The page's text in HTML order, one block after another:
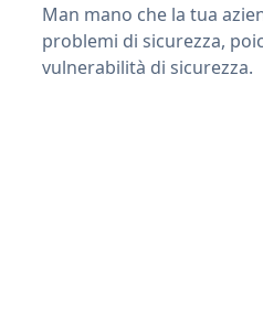
Man mano che la tua
problemi di sicurezza,
vulnerabilità di sicurezza.